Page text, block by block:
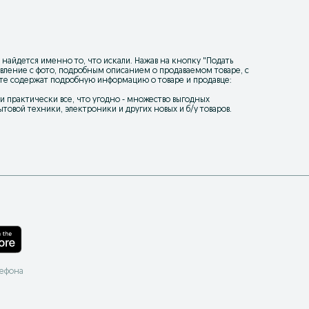
именно то, что искали. Нажав на кнопку " Подать
с фото, подробным описанием о продаваемом товаре, с
содержат подробную информацию о товаре и продавце:
практически все, что угодно - множество выгодных
техники, электроники и других новых и б/у товаров.